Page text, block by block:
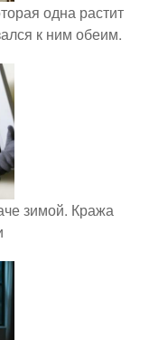
одна растит
к ним обеим.
зимой. Кража